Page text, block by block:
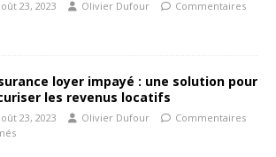
23, 2023 Olivier Dufour
Commentaires
loyer impayé : une solution pour
les revenus locatifs
23, 2023 Olivier Dufour
Commentaires